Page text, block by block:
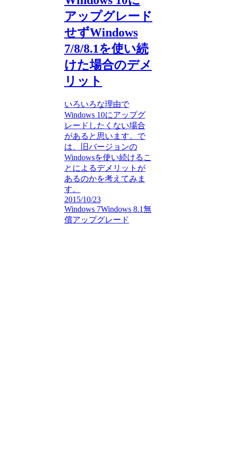
アップグレード
せずWindows
7/8/8.1を使い続
けた場合のデメ
リット
いろいろな理由で
Windows 10にアップグ
レードしたくない場合
があると思います。で
は、旧バージョンの
Windowsを使い続けるこ
とによるデメリットが
あるのかを考えてみま
す。
2015/10/23
Windows 7Windows 8.1無
償アップグレード